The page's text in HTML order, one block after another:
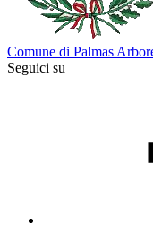
Comune di Palmas
Seguici su